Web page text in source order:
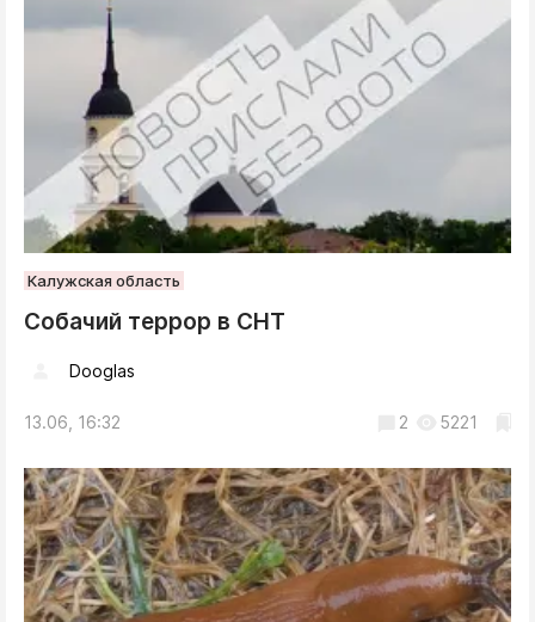
Калужская область
Собачий террор в СНТ
Dooglas
13.06, 16:32 2 5221